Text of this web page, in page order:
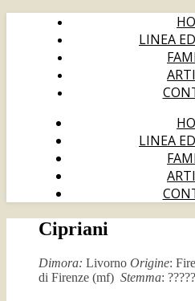
LINEA
LINEA
Cipriani
Dimora: Livorno Origine:
di Firenze (mf) Stemma: